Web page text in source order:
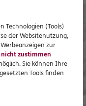
Technologien (Tools)
der Websitenutzung,
zur
nicht zustimmen
Sie können Ihre
Tools finden